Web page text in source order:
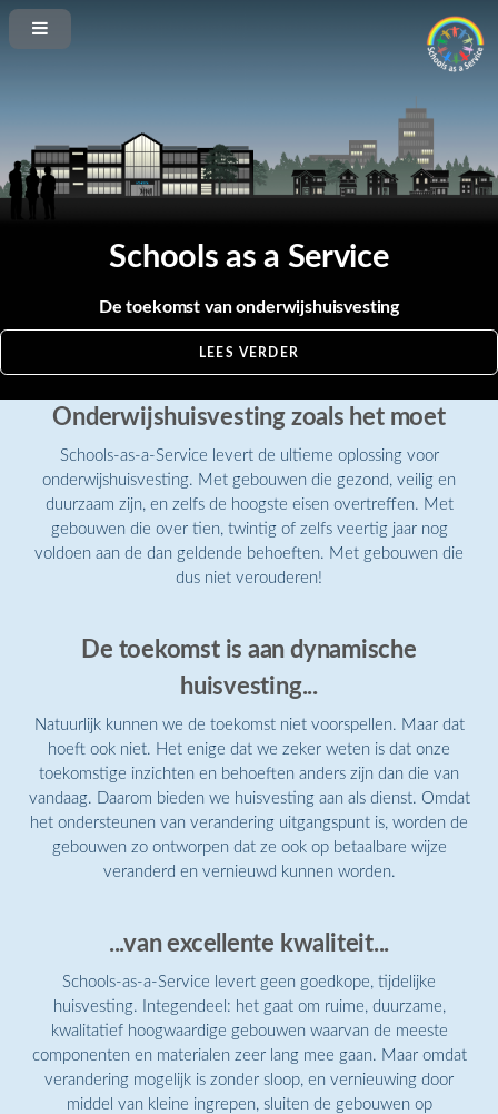
Schools as a Service
De toekomst van onderwijshuisvesting
LEES VERDER
Onderwijshuisvesting zoals het moet
Schools-as-a-Service levert de ultieme oplossing voor
onderwijshuisvesting. Met gebouwen die gezond, veilig en
duurzaam zijn, en zelfs de hoogste eisen overtreffen. Met
gebouwen die over tien, twintig of zelfs veertig jaar nog
voldoen aan de dan geldende behoeften. Met gebouwen die
dus niet verouderen!
De toekomst is aan dynamische
huisvesting...
Natuurlijk kunnen we de toekomst niet voorspellen. Maar dat
hoeft ook niet. Het enige dat we zeker weten is dat onze
toekomstige inzichten en behoeften anders zijn dan die van
vandaag. Daarom bieden we huisvesting aan als dienst. Omdat
het ondersteunen van verandering uitgangspunt is, worden de
gebouwen zo ontworpen dat ze ook op betaalbare wijze
veranderd en vernieuwd kunnen worden.
...van excellente kwaliteit...
Schools-as-a-Service levert geen goedkope, tijdelijke
huisvesting. Integendeel: het gaat om ruime, duurzame,
kwalitatief hoogwaardige gebouwen waarvan de meeste
componenten en materialen zeer lang mee gaan. Maar omdat
verandering mogelijk is zonder sloop, en vernieuwing door
middel van kleine ingrepen, sluiten de gebouwen op